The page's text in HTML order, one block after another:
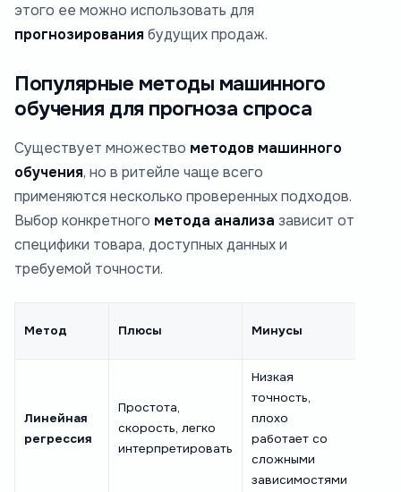
этого ее можно использовать для
прогнозирования будущих продаж.
Популярные методы машинного
обучения для прогноза спроса
Существует множество методов машинного
обучения, но в ритейле чаще всего
применяются несколько проверенных подходов.
Выбор конкретного метода анализа зависит от
специфики товара, доступных данных и
требуемой точности.
Метод Плюсы Минусы
Линейная
регрессия
Простота,
скорость, легко
интерпретировать
Низкая
точность,
плохо
работает со
сложными
зависимостями